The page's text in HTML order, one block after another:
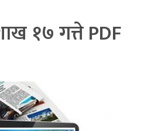
१७ गत्ते PDF